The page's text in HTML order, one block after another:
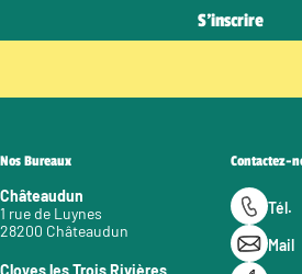
Nos Bureaux
Châteaudun
1 rue de Luynes
28200 Châteaudun
Cloyes les Trois Rivières
Contactez-
Tél.
Mail